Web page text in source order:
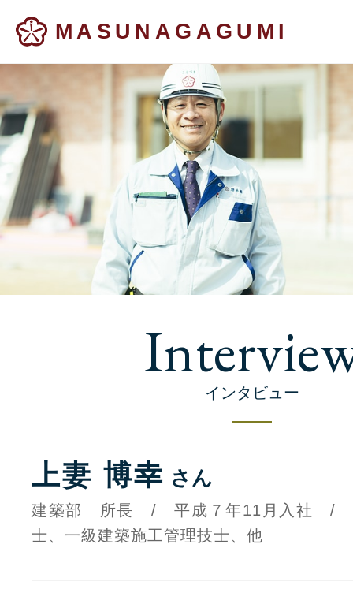
MASUNAGAGUMI
インタビュー
上妻 博幸 さん
建築部 所長 / 平成７年11月入社 /
士、一級建築施工管理技士、他